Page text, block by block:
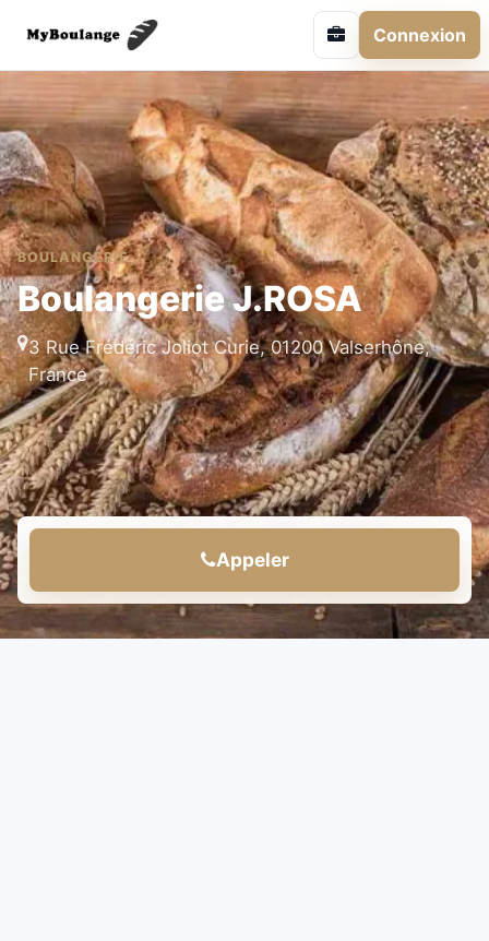
Connexion
BOULANGERIE
Boulangerie J.ROSA
3 Rue Frédéric Joliot Curie, 01200 Valserhône,
France
Appeler